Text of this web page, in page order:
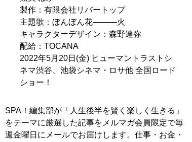
記事一覧へ
製作：有限会社リバートップ
主題歌：ぼんぼん花―――火
キャラクターデザイン：森野達弥
配給：TOCANA
2022年5月20日(金) ヒューマントラストシ
ネマ渋谷、池袋シネマ・ロサ他 全国ロード
ショー！
SPA！編集部が「人生後半を賢く楽しく生きる」
をテーマに厳選した記事をメルマガ会員限定で毎
週金曜日にメールでお届けします。仕事・お金・